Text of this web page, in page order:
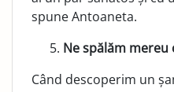
spune Antoaneta.
Ne spălăm mereu
Când descoperim un